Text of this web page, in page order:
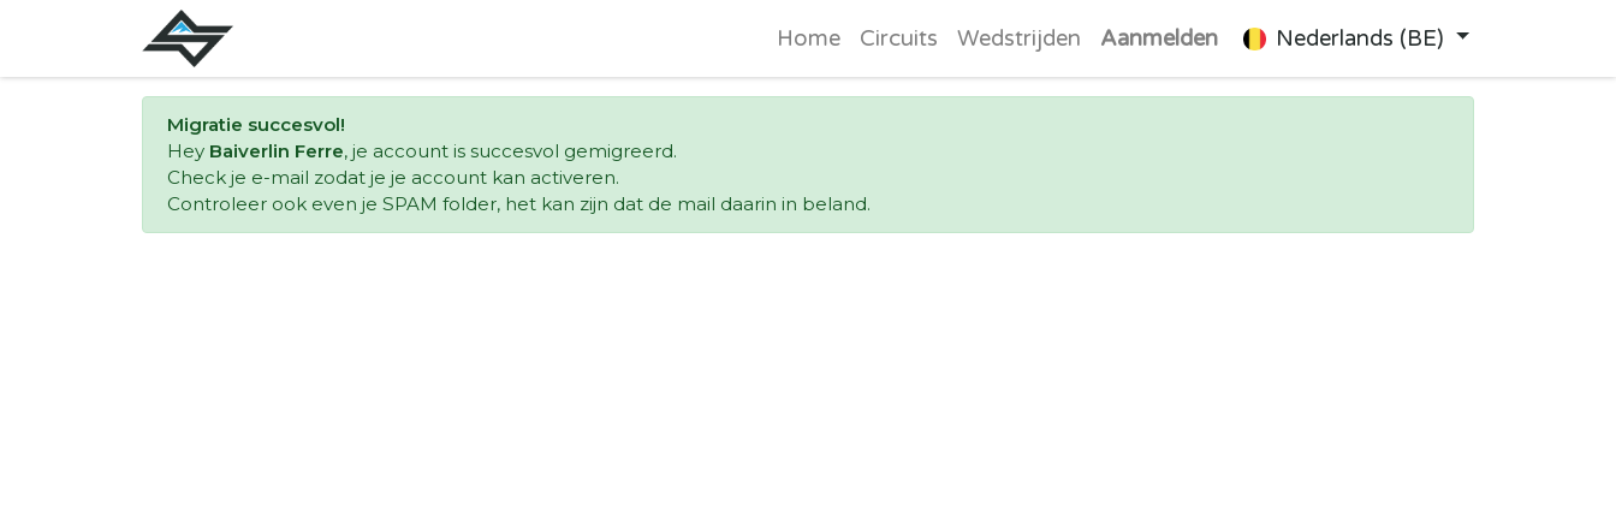
Home Circuits Wedstrijden Aanmelden Nederlands (BE)
Migratie succesvol!
Hey Baiverlin Ferre, je account is succesvol gemigreerd.
Check je e-mail zodat je je account kan activeren.
Controleer ook even je SPAM folder, het kan zijn dat de mail daarin in beland.